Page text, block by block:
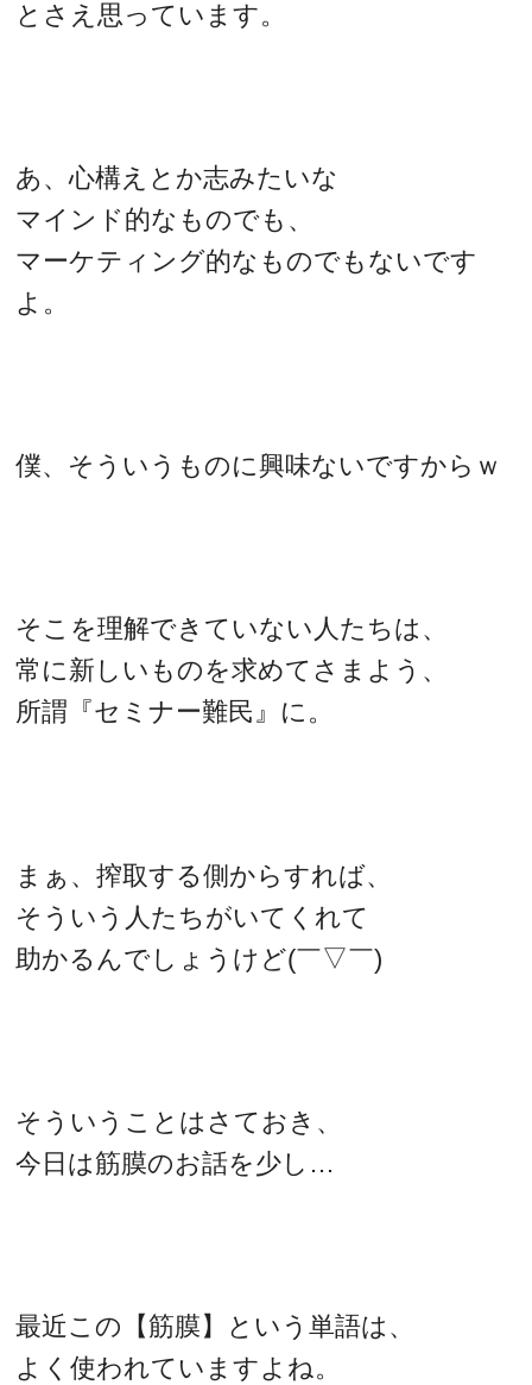
とさえ思っています。
あ、心構えとか志みたいな
マインド的なものでも、
マーケティング的なものでもないです
よ。
僕、そういうものに興味ないですからｗ
そこを理解できていない人たちは、
常に新しいものを求めてさまよう、
所謂『セミナー難民』に。
まぁ、搾取する側からすれば、
そういう人たちがいてくれて
助かるんでしょうけど(￣▽￣)
そういうことはさておき、
今日は筋膜のお話を少し…
最近この【筋膜】という単語は、
よく使われていますよね。